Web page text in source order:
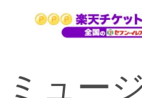
ミュー